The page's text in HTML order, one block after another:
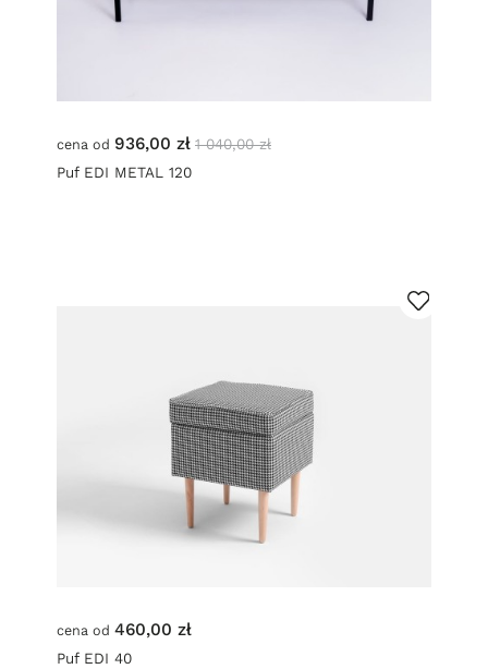
cena od 936,00 zł 1 040,00 zł
Puf EDI METAL 120
cena od 460,00 zł
Puf EDI 40